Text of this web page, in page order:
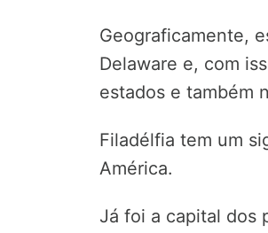
Geograficamente,
Delaware e, com
estados e também
Filadélfia tem um
América.
Já foi a capital dos